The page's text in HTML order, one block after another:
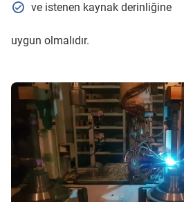
ve istenen kaynak derinliğine
uygun olmalıdır.